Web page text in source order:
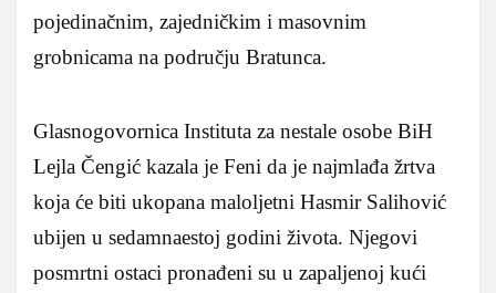
pojedinačnim, zajedničkim i masovnim
grobnicama na području Bratunca.
Glasnogovornica Instituta za nestale osobe BiH
Lejla Čengić kazala je Feni da je najmlađa žrtva
koja će biti ukopana maloljetni Hasmir Salihović
ubijen u sedamnaestoj godini života. Njegovi
posmrtni ostaci pronađeni su u zapaljenoj kući